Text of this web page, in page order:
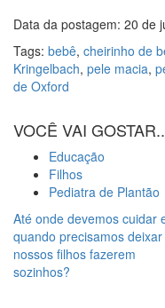
Data da postagem: 20 de
Tags: bebê, cheirinho de
Kringelbach, pele macia,
de Oxford
VOCÊ VAI
Educação
Filhos
Pediatra de Plantão
Até onde devemos cuidar
quando precisamos deixar
nossos filhos fazerem
sozinhos?